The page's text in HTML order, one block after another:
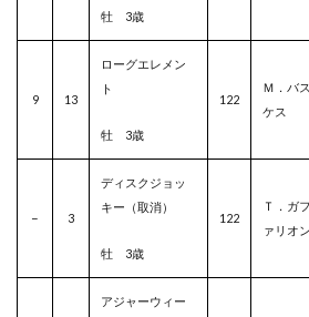
牡 3歳
9 13
ローグエレメン
ト
牡 3歳
122
Ｍ．バス
ケス
– 3
ディスクジョッ
キー（取消）
牡 3歳
122
Ｔ．ガフ
ァリオン
アジャーウィー